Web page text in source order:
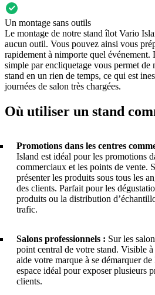
Un montage sans outils
Le montage de notre stand îlot Vario
aucun outil. Vous pouvez ainsi vous
rapidement à nimporte quel événement.
simple par encliquetage vous permet de
stand en un rien de temps, ce qui est
journées de salon très chargées.
Où utiliser un stand
Promotions dans les centres
Island est idéal pour les promotions
commerciaux et les points de vente.
présenter les produits sous tous les
des clients. Parfait pour les
produits ou la distribution
trafic.
Salons professionnels : Sur les
point central de votre stand. Visible
aide votre marque à se démarquer
espace idéal pour exposer plusieurs
clients.